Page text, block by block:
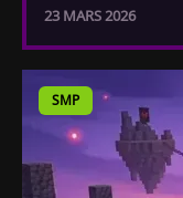
23 MARS 2026
SMP